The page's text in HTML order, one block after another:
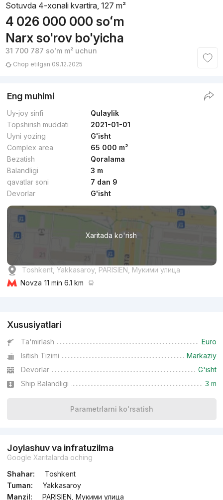
Sotuvda 4-xonali kvartira, 127 m²
4 026 000 000 soʻm
Narx so'rov bo'yicha
31 700 787 soʻmm² uchun
Chop etilgan 09.12.2025
Eng muhimi
Uy-joy sinfi
Qulaylik
Topshirish muddati
2021-01-01
Uyni yozing
G'isht
Complex area
65 000 m²
Bezatish
Qoralama
Balandligi
3 m
qavatlar soni
7 dan 9
Devorlar
G'isht
Xaritada ko'rish
Toshkent, Yakkasaroy, PARISIEN, Мукими улица
Novza 11 min 6.1 km
Xususiyatlari
Ta'mirlash
Euro
Isitish Tizimi
Markaziy
Devorlar
G'isht
Ship Balandligi
3 m
Parametrlarni ko'rsatish
Joylashuv va infratuzilma
Google Xaritalarda oching
Shahar:
Toshkent
Tuman:
Yakkasaroy
Manzil:
PARISIEN, Мукими улица